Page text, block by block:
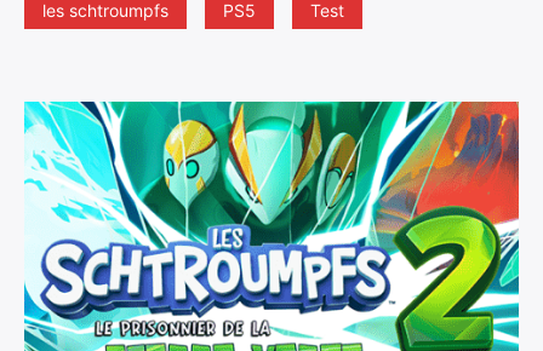
les schtroumpfs PS5 Test